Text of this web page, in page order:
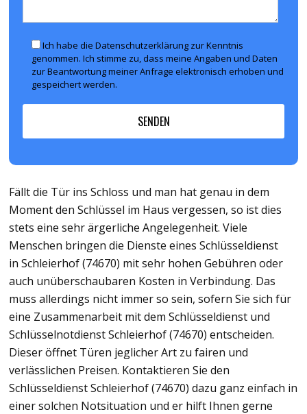
Ich habe die Datenschutzerklärung zur Kenntnis
genommen. Ich stimme zu, dass meine Angaben und Daten
zur Beantwortung meiner Anfrage elektronisch erhoben und
gespeichert werden.
Fällt die Tür ins Schloss und man hat genau in dem
Moment den Schlüssel im Haus vergessen, so ist dies
stets eine sehr ärgerliche Angelegenheit. Viele
Menschen bringen die Dienste eines Schlüsseldienst
in Schleierhof (74670) mit sehr hohen Gebühren oder
auch unüberschaubaren Kosten in Verbindung. Das
muss allerdings nicht immer so sein, sofern Sie sich für
eine Zusammenarbeit mit dem Schlüsseldienst und
Schlüsselnotdienst Schleierhof (74670) entscheiden.
Dieser öffnet Türen jeglicher Art zu fairen und
verlässlichen Preisen. Kontaktieren Sie den
Schlüsseldienst Schleierhof (74670) dazu ganz einfach in
einer solchen Notsituation und er hilft Ihnen gerne